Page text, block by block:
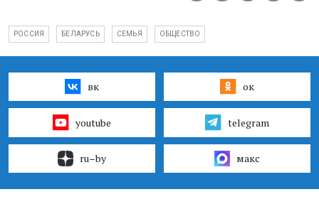
РОССИЯ БЕЛАРУСЬ СЕМЬЯ ОБЩЕСТВО
вк ок
youtube telegram
ru–by макс